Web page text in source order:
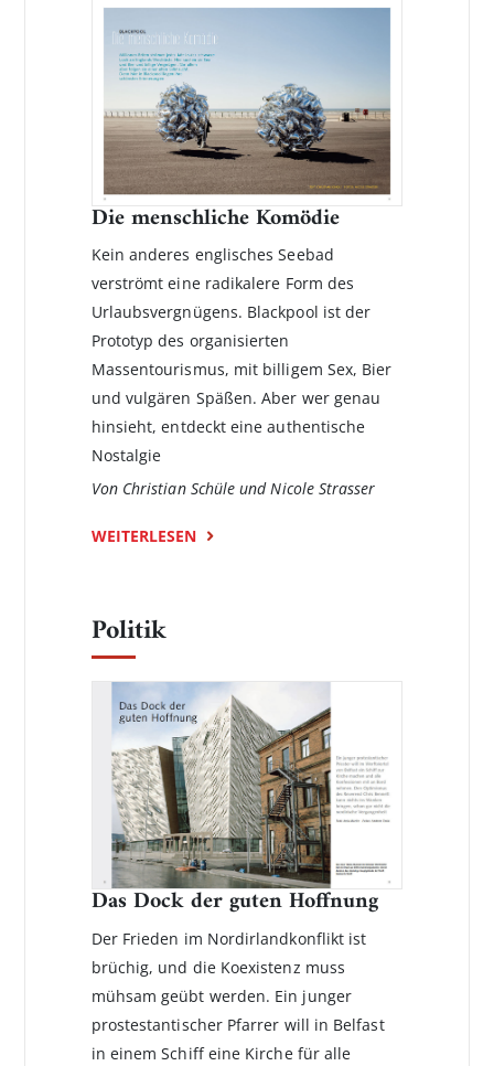
Die menschliche Komödie
Kein anderes englisches Seebad
verströmt eine radikalere Form des
Urlaubsvergnügens. Blackpool ist der
Prototyp des organisierten
Massentourismus, mit billigem Sex, Bier
und vulgären Späßen. Aber wer genau
hinsieht, entdeckt eine authentische
Nostalgie
Von Christian Schüle und Nicole Strasser
WEITERLESEN
Politik
Das Dock der guten Hoffnung
Der Frieden im Nordirlandkonflikt ist
brüchig, und die Koexistenz muss
mühsam geübt werden. Ein junger
prostestantischer Pfarrer will in Belfast
in einem Schiff eine Kirche für alle